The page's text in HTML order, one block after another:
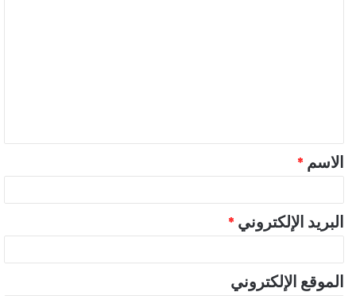
ق
*
الاسم *
البريد الإلكتروني *
الموقع الإلكتروني